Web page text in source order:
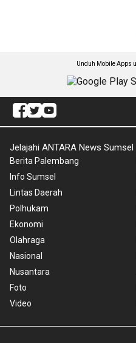
Unduh Mobile Apps
Jelajahi ANTARA News Sumsel
Berita Palembang
Info Sumsel
Lintas Daerah
Polhukam
Ekonomi
Olahraga
Nasional
Nusantara
Foto
Video